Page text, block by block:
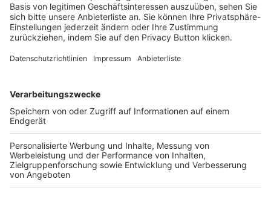
Login SpielPlus
FOLGE DEM BFV
TOP-VEREINE
TOP-PARTNER